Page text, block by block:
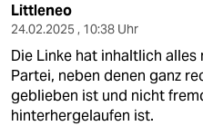
Littleneo
24.02.2025 , 10:38 Uhr
Die Linke hat inhaltlich
Partei, neben denen ganz
geblieben ist und nicht
hinterhergelaufen ist.